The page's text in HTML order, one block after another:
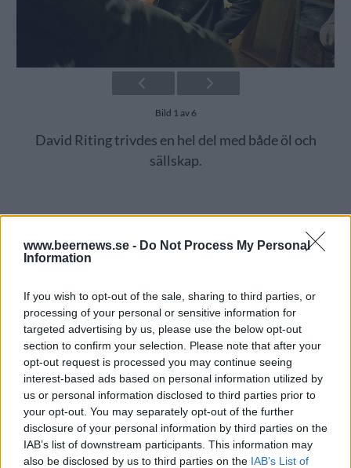
www.beernews.se - Do Not Process My Personal
Information
If you wish to opt-out of the sale, sharing to third parties, or
processing of your personal or sensitive information for
targeted advertising by us, please use the below opt-out
section to confirm your selection. Please note that after your
opt-out request is processed you may continue seeing
interest-based ads based on personal information utilized by
us or personal information disclosed to third parties prior to
your opt-out. You may separately opt-out of the further
disclosure of your personal information by third parties on the
IAB’s list of downstream participants. This information may
also be disclosed by us to third parties on the IAB’s List of
Bild 1 av 6
David Riting trivdes en hel del med både öl och
sällskap.
Via en dom i Kammarrätten fick Stockholm Brewing
rätt att ha servera öl i bryggeriet. Nu följer en hel del
efter.